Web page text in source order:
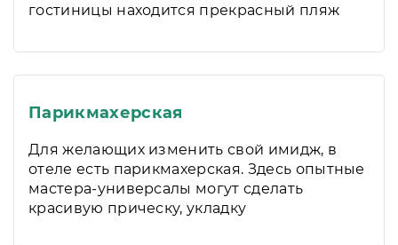
гостиницы находится прекрасный пляж
Парикмахерская
Для желающих изменить свой имидж, в
отеле есть парикмахерская. Здесь опытные
мастера-универсалы могут сделать
красивую прическу, укладку